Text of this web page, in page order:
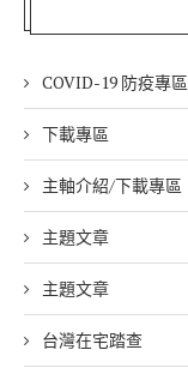
COVID-19 防疫專區
下載專區
主軸介紹/下載專區
主題文章
主題文章
台灣在宅踏查